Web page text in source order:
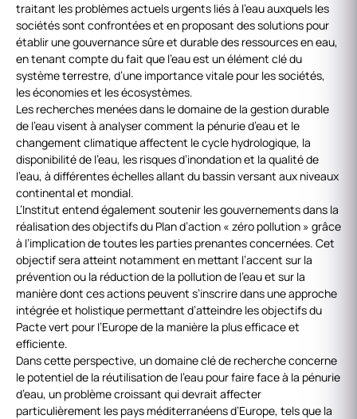
traitant les problèmes actuels urgents liés à l’eau auxquels les
sociétés sont confrontées et en proposant des solutions pour
établir une gouvernance sûre et durable des ressources en eau,
en tenant compte du fait que l’eau est un élément clé du
système terrestre, d’une importance vitale pour les sociétés,
les économies et les écosystèmes.
Les recherches menées dans le domaine de la gestion durable
de l’eau visent à analyser comment la pénurie d’eau et le
changement climatique affectent le cycle hydrologique, la
disponibilité de l’eau, les risques d’inondation et la qualité de
l’eau, à différentes échelles allant du bassin versant aux niveaux
continental et mondial.
L’Institut entend également soutenir les gouvernements dans la
réalisation des objectifs du Plan d’action « zéro pollution » grâce
à l’implication de toutes les parties prenantes concernées. Cet
objectif sera atteint notamment en mettant l’accent sur la
prévention ou la réduction de la pollution de l’eau et sur la
manière dont ces actions peuvent s’inscrire dans une approche
intégrée et holistique permettant d’atteindre les objectifs du
Pacte vert pour l’Europe de la manière la plus efficace et
efficiente.
Dans cette perspective, un domaine clé de recherche concerne
le potentiel de la réutilisation de l’eau pour faire face à la pénurie
d’eau, un problème croissant qui devrait affecter
particulièrement les pays méditerranéens d’Europe, tels que la